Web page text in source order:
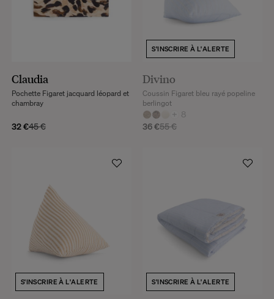
Claudia
32 €45 €
Pochette Figaret jacquard léopard et
chambray
S'INSCRIRE À L'ALERTE
Divino
+ 8
36 €55 €
Coussin Figaret bleu rayé popeline
berlingot
S'INSCRIRE À L'ALERTE S'INSCRIRE À L'ALERTE